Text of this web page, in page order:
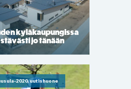
kyläkaupungissa
jo tänään
2020, uutishuone